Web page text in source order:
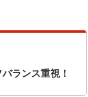
ランス重視！